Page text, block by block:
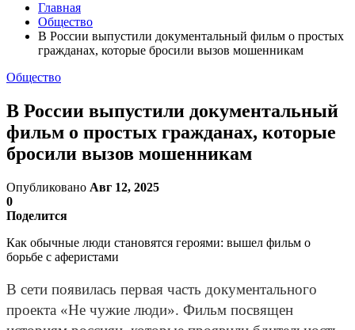
Главная
Общество
В России выпустили документальный фильм о простых
гражданах, которые бросили вызов мошенникам
Общество
В России выпустили документальный
фильм о простых гражданах, которые
бросили вызов мошенникам
Опубликовано Авг 12, 2025
0
Поделится
Как обычные люди становятся героями: вышел фильм о
борьбе с аферистами
В сети появилась первая часть документального
проекта «Не чужие люди». Фильм посвящен